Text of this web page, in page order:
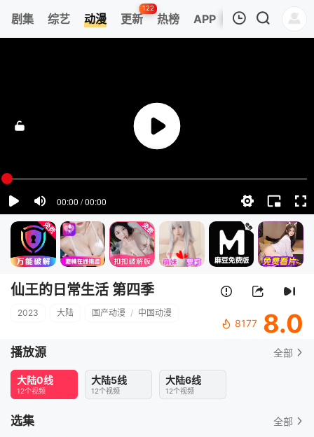
剧集 综艺 动漫 更新
122
热榜 APP
清空
仙王的日常生活 第四季
2023 大陆 国产动漫 / 中国动漫
8177 8.0
播放源 全部
大陆0线
12个视频
大陆5线
12个视频
大陆6线
12个视频
选集 全部